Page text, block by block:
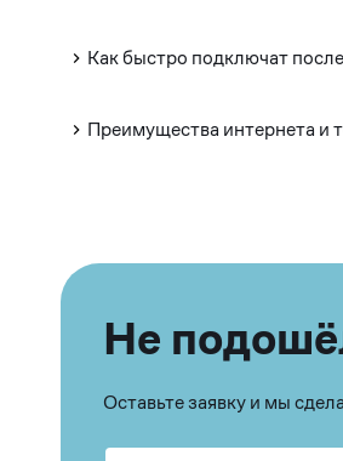
Как быстро подключат
Преимущества интернета и
Не
Оставьте заявку и мы